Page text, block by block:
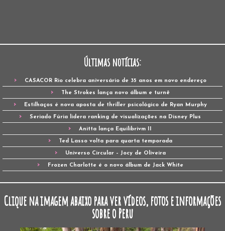
Últimas notícias:
CASACOR Rio celebra aniversário de 35 anos em novo endereço
The Strokes lança novo álbum e turnê
Estilhaços é nova aposta de thriller psicológico de Ryan Murphy
Seriado Fúria lidera ranking de visualizações na Disney Plus
Anitta lança Equilibrivm II
Ted Lasso volta para quarta temporada
Universo Circular – Jocy de Oliveira
Frozen Charlotte é o novo álbum de Jack White
Clique na imagem abaixo para ver vídeos, fotos e informações
sobre o Peru